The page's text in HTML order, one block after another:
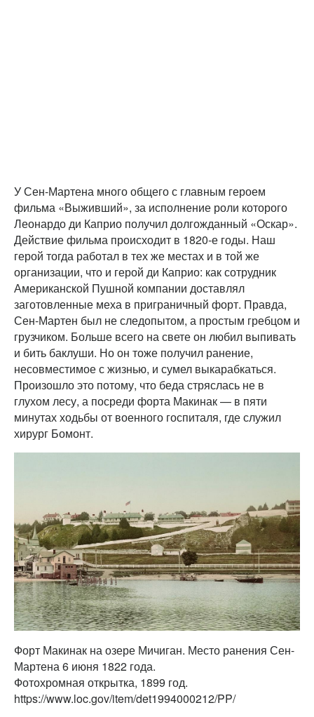
У Сен-Мартена много общего с главным героем
фильма «Выживший», за исполнение роли которого
Леонардо ди Каприо получил долгожданный «Оскар».
Действие фильма происходит в 1820-е годы. Наш
герой тогда работал в тех же местах и в той же
организации, что и герой ди Каприо: как сотрудник
Американской Пушной компании доставлял
заготовленные меха в приграничный форт. Правда,
Сен-Мартен был не следопытом, а простым гребцом и
грузчиком. Больше всего на свете он любил выпивать
и бить баклуши. Но он тоже получил ранение,
несовместимое с жизнью, и сумел выкарабкаться.
Произошло это потому, что беда стряслась не в
глухом лесу, а посреди форта Макинак — в пяти
минутах ходьбы от военного госпиталя, где служил
хирург Бомонт.
Форт Макинак на озере Мичиган. Место ранения Сен-
Мартена 6 июня 1822 года.
Фотохромная открытка, 1899 год.
https://www.loc.gov/item/det1994000212/PP/